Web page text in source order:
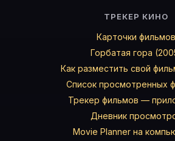
ТРЕКЕР КИНО
Карточки фильмов
Горбатая гора
Как разместить свой
Список просмотренных
Трекер фильмов —
Дневник
Movie Planner на